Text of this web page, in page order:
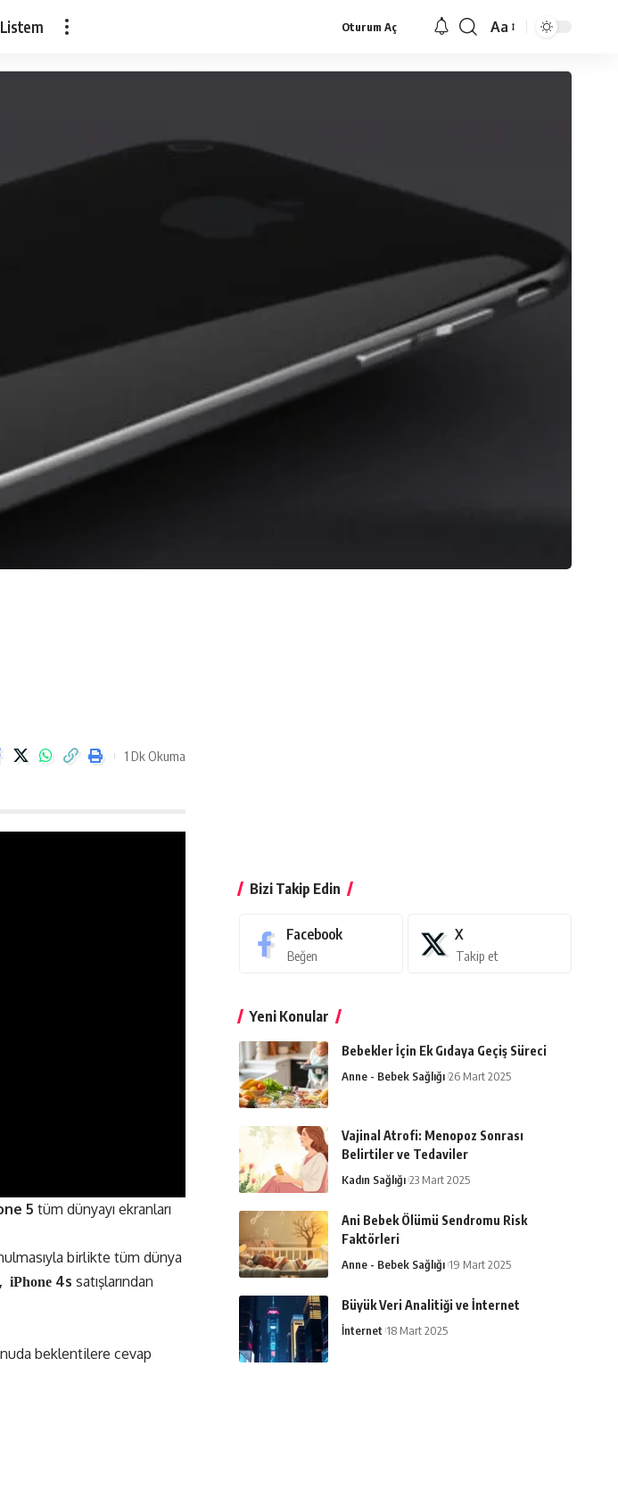
Listem Oturum Aç Aa
1 Dk Okuma
5 tüm dünyayı ekranları
birlikte tüm dünya
iPhone 4s satışlarından
beklentilere cevap
Bizi Takip Edin
Facebook
Beğen
X
Takip et
Yeni Konular
Bebekler İçin Ek Gıdaya Geçiş Süreci
Anne - Bebek Sağlığı 26 Mart 2025
Vajinal Atrofi: Menopoz Sonrası
Belirtiler ve Tedaviler
Kadın Sağlığı 23 Mart 2025
Ani Bebek Ölümü Sendromu Risk
Faktörleri
Anne - Bebek Sağlığı 19 Mart 2025
Büyük Veri Analitiği ve İnternet
İnternet 18 Mart 2025